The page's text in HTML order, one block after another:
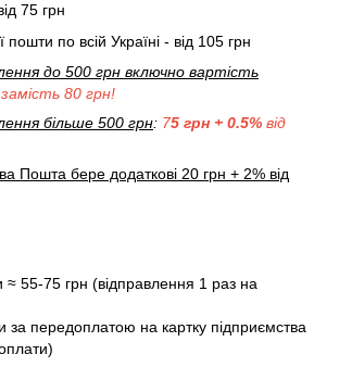
75 грн
пошти по всій Україні - від 105 грн
до 500 грн включно вартість
замість 80 грн!
більше 500 грн: 75 грн + 0.5% від
Пошта бере додаткові 20 грн + 2% від
≈ 55-75 грн (відправлення 1 раз на
за передоплатою на картку підприємства